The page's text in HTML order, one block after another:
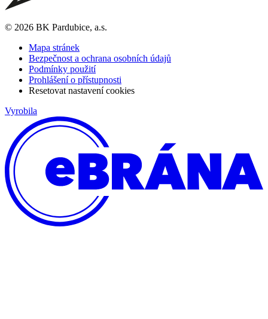
© 2026 BK Pardubice, a.s.
Mapa stránek
Bezpečnost a ochrana osobních údajů
Podmínky použití
Prohlášení o přístupnosti
Resetovat nastavení cookies
Vyrobila